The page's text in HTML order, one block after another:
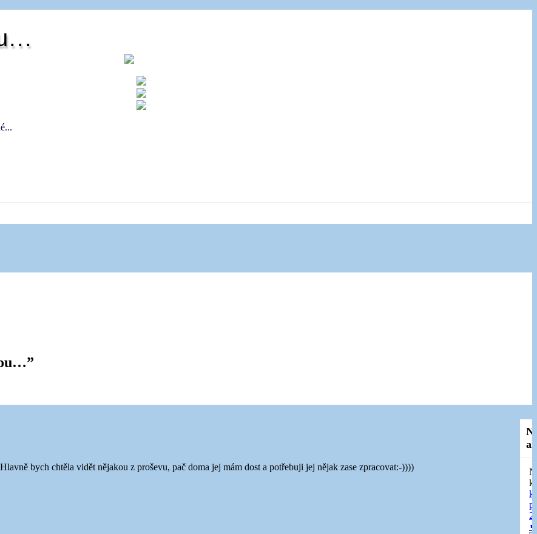
”
bych chtěla vidět nějakou z proševu, pač doma jej mám dost a potřebuji jej nějak zase zpracovat:-))))